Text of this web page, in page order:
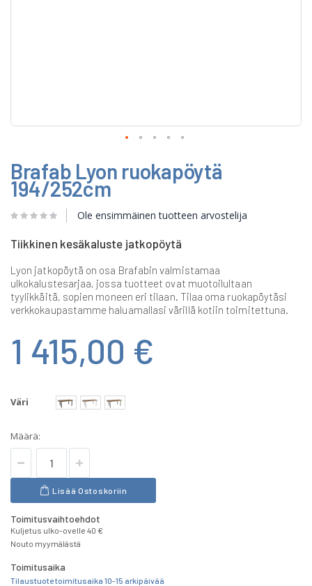
to
the
beginning
the
gallery
Brafab Lyon ruokapöytä
194/252cm
Ole ensimmäinen tuotteen arvostelija
Tiikkinen kesäkaluste jatkopöytä
Lyon jatkopöytä on osa Brafabin valmistamaa
ulkokalustesarjaa, jossa tuotteet ovat muotoilultaan
tyylikkäitä, sopien moneen eri tilaan. Tilaa oma ruokapöytäsi
verkkokaupastamme haluamallasi värillä kotiin toimitettuna.
1 415,00 €
Väri
Määrä:
Lisää Ostoskoriin
Toimitusvaihtoehdot
Kuljetus ulko-ovelle 40 €
Nouto myymälästä
Toimitusaika
Tilaustuote toimitusaika 10-15 arkipäivää